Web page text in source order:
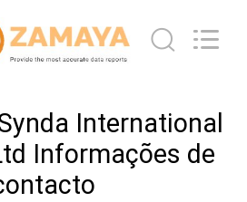
International
Informações de